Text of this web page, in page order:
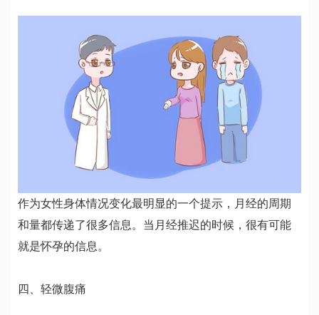
作为女性身体情况变化最明显的一个提示，月经的周期
和量都传递了很多信息。当月经推迟的时候，很有可能
就是怀孕的信息。
四、轻微腹痛